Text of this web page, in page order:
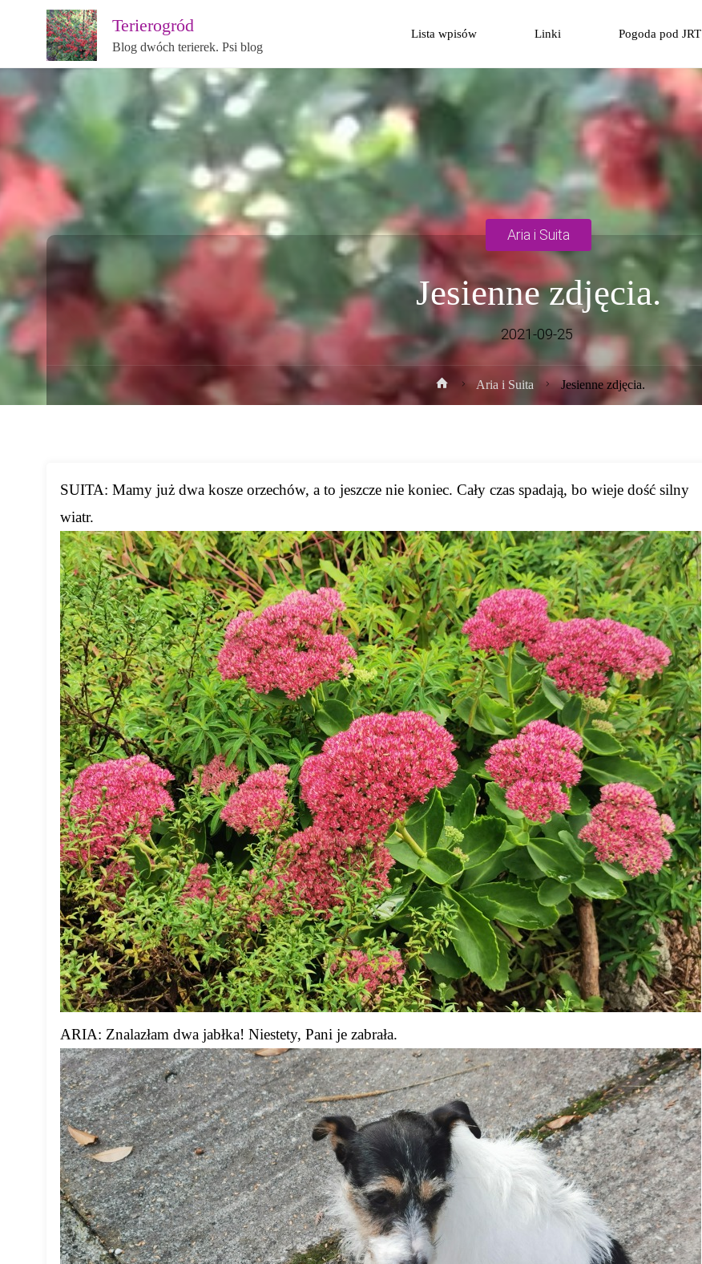
Terierogród
Blog dwóch terierek. Psi blog
treści
Lista wpisów Linki Pogoda pod JRT
Jesienne zdjęcia.
2021-09-25
Aria i Suita
Strona
główna
Aria i Suita Jesienne zdjęcia.
SUITA: Mamy już dwa kosze orzechów, a to jeszcze nie koniec. Cały czas spadają, bo wieje dość silny
wiatr.
ARIA: Znalazłam dwa jabłka! Niestety, Pani je zabrała.